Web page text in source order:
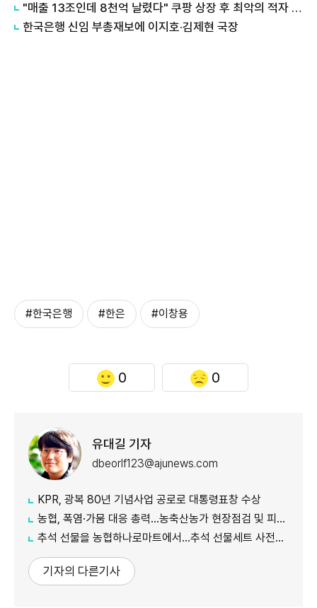
"매출 13조인데 8천억 날렸다" 쿠팡 상장 후 최악의 적자 쇼크… 13년 만에 '금' 쓸어 담는 한국은행
한국은행 신임 부총재보에 이지호·김제현 국장
#한국은행 #한은 #이창용
0 0
유대길 기자
dbeorlf123@ajunews.com
KPR, 광복 80년 기념사업 공로로 대통령표창 수상
농협, 폭염·가뭄 대응 총력...농축산농가 현장점검 및 피해 예방 강화
추석 선물을 농협하나로마트에서…추석 선물세트 사전예약 실시
기자의 다른기사